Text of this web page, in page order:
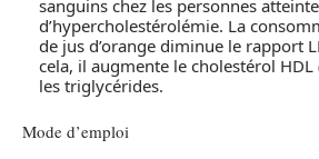
sanguins chez les personnes
d’hypercholestérolémie. La
de jus d’orange diminue le rapport
cela, il augmente le cholestérol
les triglycérides.
Mode d’emploi